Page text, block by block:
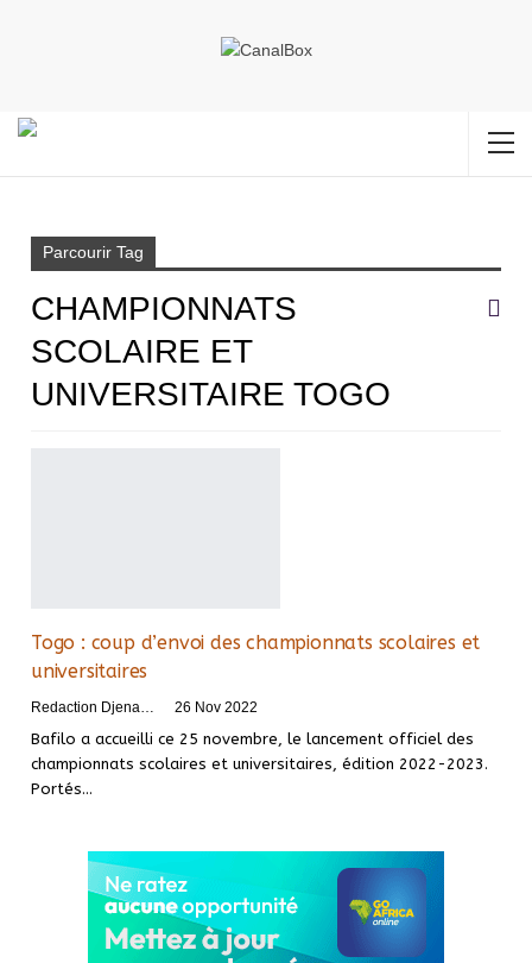
Parcourir Tag
CHAMPIONNATS
SCOLAIRE ET
UNIVERSITAIRE TOGO
Togo : coup d’envoi des championnats scolaires et
universitaires
26 Nov 2022
Bafilo a accueilli ce 25 novembre, le lancement officiel des
championnats scolaires et universitaires, édition 2022-2023.
Portés…